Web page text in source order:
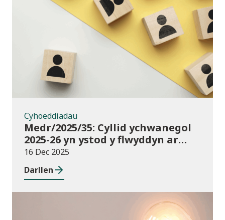
Cyhoeddiadau
Cyhoeddiadau
Medr/2025/35: Cyllid ychwanegol
2025-26 yn ystod y flwyddyn ar
gyfer darpariaeth conservatoire
cerddoriaeth a drama sy’n
seiliedig ar berfformio
16 Dec 2025
Darllen